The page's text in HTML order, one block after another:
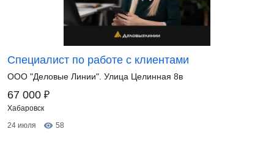
Специалист по работе с клиентами
ООО "Деловые Линии". Улица Целинная 8в
67 000 ₽
Хабаровск
24 июля
58